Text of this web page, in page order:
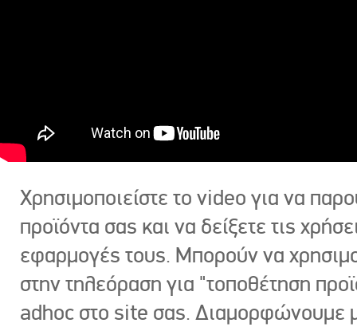
Χρησιμοποιείστε το video για να
προϊόντα σας και να δείξετε τις
εφαρμογές τους. Μπορούν να
στην τηλεόραση για "τοποθέτηση
adhoc στο site σας. Διαμορφώνουμε